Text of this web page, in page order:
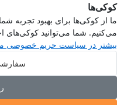
کوکی‌ها
ما از کوکی‌ها برای بهبود تجربه
می‌کنیم. شما می‌توانید کوکی‌های
بیشتر در سیاست حریم خصوصی
مستندات
مرجع API
درباره ما
سیاست حریم خصوصی